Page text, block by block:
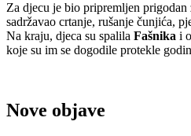
Za djecu je bio pripremljen
sadržavao crtanje, rušanje čunjića,
Na kraju, djeca su spalila Fašnika i
koje su im se dogodile protekle
Nove objave